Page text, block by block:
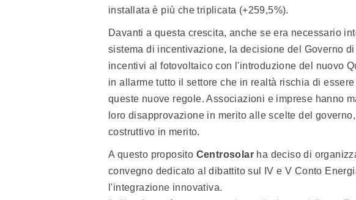
installata è più che triplicata (+259,5%).
Davanti a questa crescita, anche se era necessario
sistema di incentivazione, la decisione del Governo
incentivi al fotovoltaico con l'introduzione del nuovo
in allarme tutto il settore che in realtà rischia di
queste nuove regole. Associazioni e imprese hanno
loro disapprovazione in merito alle scelte del
costruttivo in merito.
A questo proposito Centrosolar ha deciso di
convegno dedicato al dibattito sul IV e V Conto
l'integrazione innovativa.